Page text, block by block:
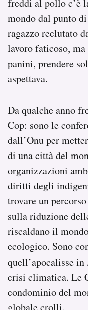
mondo dal punto
ragazzo reclutato
lavoro faticoso,
panini, prendere
aspettava.
Da qualche anno
Cop: sono le
dall’Onu per
di una città del
organizzazioni
diritti degli
trovare un
sulla riduzione
riscaldano il
ecologico. Sono
quell’apocalisse in
crisi climatica. Le
condominio del
globale crolli.